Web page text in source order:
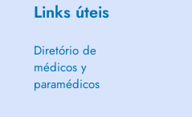
Links úteis
Diretório de
médicos y
paramédicos